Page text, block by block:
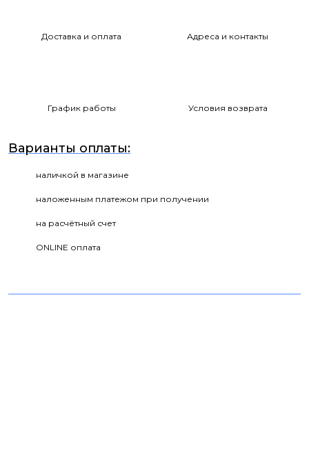
Доставка и оплата Адреса и контакты
График работы Условия возврата
Варианты оплаты:
наличкой в магазине
наложенным платежом при получении
на расчётный счет
ONLINE оплата